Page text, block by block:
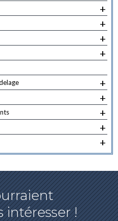
+
+
+
+
+
+
+
+
+
!